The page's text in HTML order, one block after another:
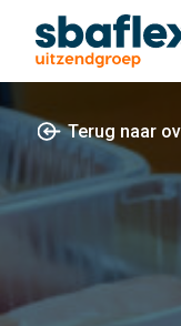
Over ons
Hoe wij
Cases
Terug naar